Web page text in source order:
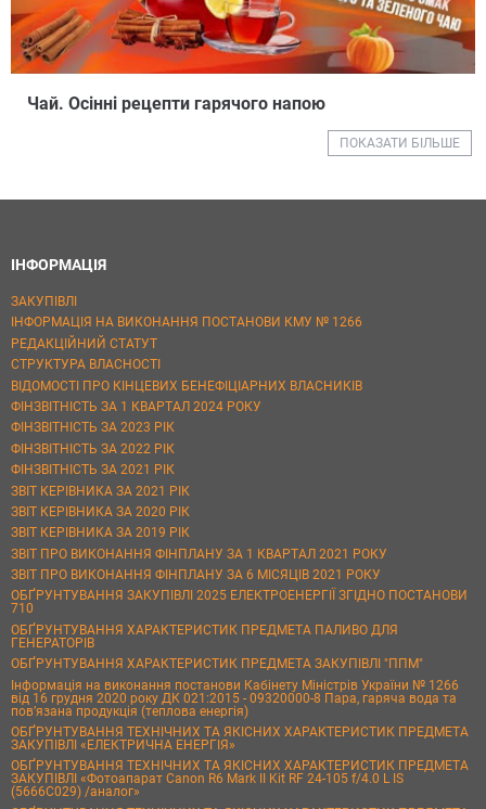
Чай. Осінні рецепти гарячого напою
ПОКАЗАТИ БІЛЬШЕ
ІНФОРМАЦІЯ
ЗАКУПІВЛІ
ІНФОРМАЦІЯ НА ВИКОНАННЯ ПОСТАНОВИ КМУ № 1266
РЕДАКЦІЙНИЙ СТАТУТ
СТРУКТУРА ВЛАСНОСТІ
ВІДОМОСТІ ПРО КІНЦЕВИХ БЕНЕФІЦІАРНИХ ВЛАСНИКІВ
ФІНЗВІТНІСТЬ ЗА 1 КВАРТАЛ 2024 РОКУ
ФІНЗВІТНІСТЬ ЗА 2023 РІК
ФІНЗВІТНІСТЬ ЗА 2022 РІК
ФІНЗВІТНІСТЬ ЗА 2021 РІК
ЗВІТ КЕРІВНИКА ЗА 2021 РІК
ЗВІТ КЕРІВНИКА ЗА 2020 РІК
ЗВІТ КЕРІВНИКА ЗА 2019 РІК
ЗВІТ ПРО ВИКОНАННЯ ФІНПЛАНУ ЗА 1 КВАРТАЛ 2021 РОКУ
ЗВІТ ПРО ВИКОНАННЯ ФІНПЛАНУ ЗА 6 МІСЯЦІВ 2021 РОКУ
ОБҐРУНТУВАННЯ ЗАКУПІВЛІ 2025 ЕЛЕКТРОЕНЕРГІЇ ЗГІДНО ПОСТАНОВИ
710
ОБҐРУНТУВАННЯ ХАРАКТЕРИСТИК ПРЕДМЕТА ПАЛИВО ДЛЯ
ГЕНЕРАТОРІВ
ОБҐРУНТУВАННЯ ХАРАКТЕРИСТИК ПРЕДМЕТА ЗАКУПІВЛІ "ППМ"
Інформація на виконання постанови Кабінету Міністрів України № 1266
від 16 грудня 2020 року ДК 021:2015 - 09320000-8 Пара, гаряча вода та
пов’язана продукція (теплова енергія)
ОБҐРУНТУВАННЯ ТЕХНІЧНИХ ТА ЯКІСНИХ ХАРАКТЕРИСТИК ПРЕДМЕТА
ЗАКУПІВЛІ «ЕЛЕКТРИЧНА ЕНЕРГІЯ»
ОБҐРУНТУВАННЯ ТЕХНІЧНИХ ТА ЯКІСНИХ ХАРАКТЕРИСТИК ПРЕДМЕТА
ЗАКУПІВЛІ «Фотоапарат Canon R6 Mark II Kit RF 24-105 f/4.0 L IS
(5666C029) /аналог»